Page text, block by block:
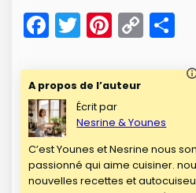
F
a
c
e
b
o
o
T
w
itt
er
Pi
nt
er
e
st
C
o
p
Li
n
k
P
t
A propos de l’auteur
Écrit par
Nesrine & Younes
C’est Younes et Nesrine nous
passionné qui aime cuisiner.
nouvelles recettes et